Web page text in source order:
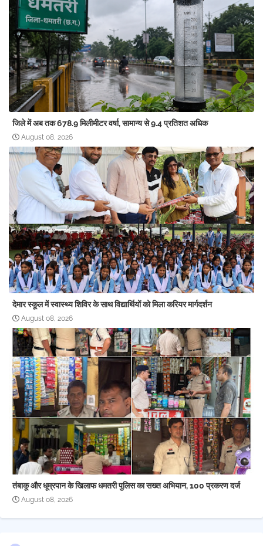
जिले में अब तक 678.9 मिलीमीटर वर्षा, सामान्य से 9.4 प्रतिशत अधिक
August 08, 2026
देमार स्कूल में स्वास्थ्य शिविर के साथ विद्यार्थियों को मिला करियर मार्गदर्शन
August 08, 2026
तंबाकू और धूम्रपान के खिलाफ धमतरी पुलिस का सख्त अभियान, 100 प्रकरण दर्ज
August 08, 2026